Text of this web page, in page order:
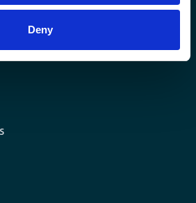
Deny
et ont la liberté de s’épanouir